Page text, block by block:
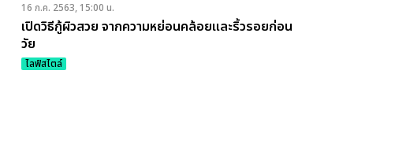
16 ก.ค. 2563, 15:00 น.
เปิดวิธีกู้ผิวสวย จากความหย่อนคล้อยและริ้วรอยก่อน
วัย
ไลฟ์สไตล์